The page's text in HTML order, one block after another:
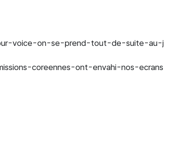
voice-on-se-prend-tout-de-suite-au-j
coreennes-ont-envahi-nos-ecrans